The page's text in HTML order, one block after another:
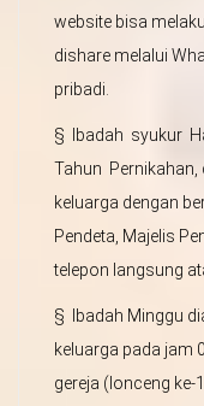
website bisa
dishare melalui
pribadi.
§ Ibadah syukur
Tahun
keluarga dengan
Pendeta, Majelis
telepon langsung
§ Ibadah Minggu
keluarga pada jam
gereja (lonceng ke-